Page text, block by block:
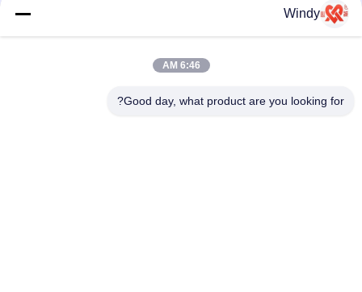
سفينة ضغط متوسط ​​تطلق وسائد هوائية بحرية ذات قدرة تحمل عالية
بطول 8-24 مترًا
Windy
6:46 AM
Good day, what product are you looking for?